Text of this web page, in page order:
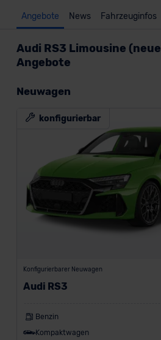
Angebote News Fahrzeuginfos
Audi RS3 Limousine
Angebote
Neuwagen
konfigurierbar
Konfigurierbarer Neuwagen
Audi RS3
Benzin
Kompaktwagen